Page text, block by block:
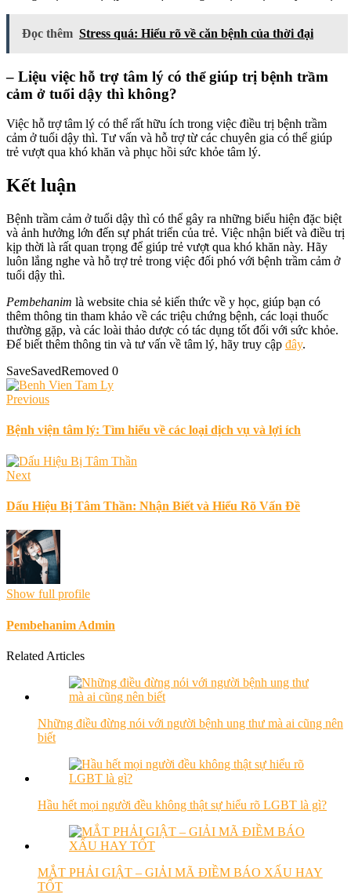
Đọc thêm Stress quá: Hiểu rõ về căn bệnh của thời đại
– Liệu việc hỗ trợ tâm lý có thể giúp trị bệnh trầm
cảm ở tuổi dậy thì không?
Việc hỗ trợ tâm lý có thể rất hữu ích trong việc điều trị bệnh trầm
cảm ở tuổi dậy thì. Tư vấn và hỗ trợ từ các chuyên gia có thể giúp
trẻ vượt qua khó khăn và phục hồi sức khỏe tâm lý.
Kết luận
Bệnh trầm cảm ở tuổi dậy thì có thể gây ra những biểu hiện đặc biệt
và ảnh hưởng lớn đến sự phát triển của trẻ. Việc nhận biết và điều trị
kịp thời là rất quan trọng để giúp trẻ vượt qua khó khăn này. Hãy
luôn lắng nghe và hỗ trợ trẻ trong việc đối phó với bệnh trầm cảm ở
tuổi dậy thì.
Pembehanim là website chia sẻ kiến thức về y học, giúp bạn có
thêm thông tin tham khảo về các triệu chứng bệnh, các loại thuốc
thường gặp, và các loài thảo dược có tác dụng tốt đối với sức khỏe.
Để biết thêm thông tin và tư vấn về tâm lý, hãy truy cập đây.
SaveSavedRemoved 0
Previous
Bệnh viện tâm lý: Tìm hiểu về các loại dịch vụ và lợi ích
Next
Dấu Hiệu Bị Tâm Thần: Nhận Biết và Hiểu Rõ Vấn Đề
Show full profile
Pembehanim Admin
Related Articles
Những điều đừng nói với người bệnh ung thư mà ai cũng nên
biết
Hầu hết mọi người đều không thật sự hiểu rõ LGBT là gì?
MẮT PHẢI GIẬT – GIẢI MÃ ĐIỀM BÁO XẤU HAY
TỐT